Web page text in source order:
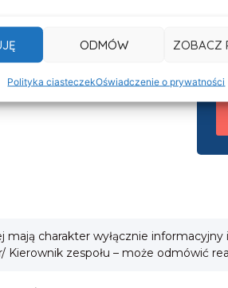
ODMÓW ZOBACZ
Polityka ciasteczekOświadczenie o prywatności
charakter wyłącznie
Kierownik zespołu – może odmówić